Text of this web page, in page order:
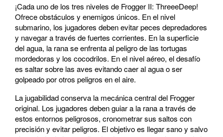
¡Cada uno de los tres niveles de Frogger II: ThreeeDeep!
Ofrece obstáculos y enemigos únicos. En el nivel
submarino, los jugadores deben evitar peces depredadores
y navegar a través de fuertes corrientes. En la superficie
del agua, la rana se enfrenta al peligro de las tortugas
mordedoras y los cocodrilos. En el nivel aéreo, el desafío
es saltar sobre las aves evitando caer al agua o ser
golpeado por otros peligros en el aire.
La jugabilidad conserva la mecánica central del Frogger
original. Los jugadores deben guiar a la rana a través de
estos entornos peligrosos, cronometrar sus saltos con
precisión y evitar peligros. El objetivo es llegar sano y salvo